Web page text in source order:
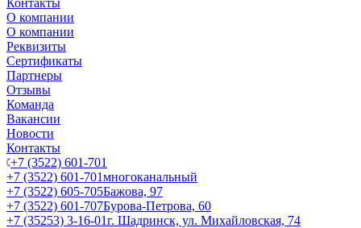
Контакты
О компании
О компании
Реквизиты
Сертификаты
Партнеры
Отзывы
Команда
Вакансии
Новости
Контакты
+7 (3522) 601-701
+7 (3522) 601-701многоканальный
+7 (3522) 605-705Бажова, 97
+7 (3522) 601-707Бурова-Петрова, 60
+7 (35253) 3-16-01г. Шадринск, ул. Михайловская, 74